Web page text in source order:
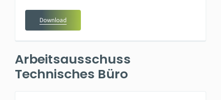
Download
Arbeitsausschuss
Technisches Büro